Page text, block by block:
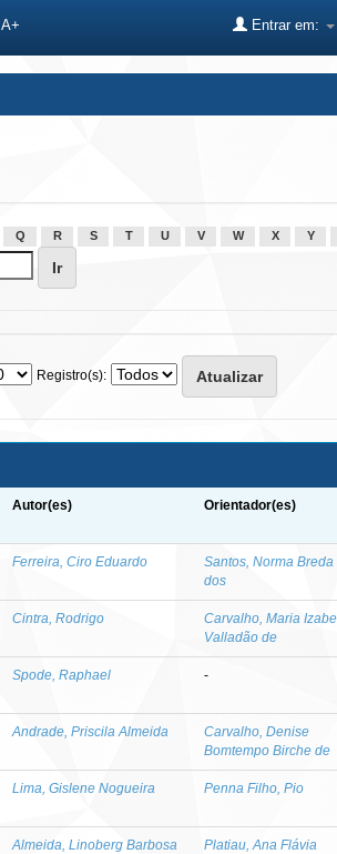
A+ Entrar em:
Q R S T U V W X Y
Registro(s):
Autor(es) Orientador(es)
Ferreira, Ciro Eduardo
Santos, Norma Breda
dos
Cintra, Rodrigo
Carvalho, Maria
Valladão de
Spode, Raphael -
Andrade, Priscila Almeida
Carvalho, Denise
Bomtempo Birche de
Lima, Gislene Nogueira Penna Filho, Pio
Almeida, Linoberg Barbosa
Platiau, Ana Flávia